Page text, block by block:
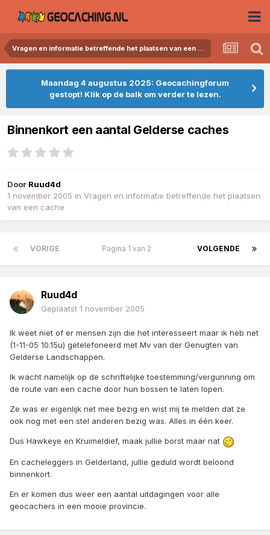
Vragen en informatie betreffende het plaatsen van een cache
Maandag 4 augustus 2025: Geocachingforum
gestopt! Klik op de balk om verder te lezen.
Binnenkort een aantal Gelderse caches
Door Ruud4d
1 november 2005 in Vragen en informatie betreffende het plaatsen
van een cache
VORIGE VOLGENDE
Pagina 1 van 2
Ruud4d
Geplaatst 1 november 2005
Ik weet niet of er mensen zijn die het interesseert maar ik heb net
(1-11-05 10.15u) getelefoneerd met Mv van der Genugten van
Gelderse Landschappen.
Ik wacht namelijk op de schriftelijke toestemming/vergunning om
de route van een cache door hun bossen te laten lopen.
Ze was er eigenlijk net mee bezig en wist mij te melden dat ze
ook nog met een stel anderen bezig was. Alles in één keer.
Dus Hawkeye en Kruimeldief, maak jullie borst maar nat
En cacheleggers in Gelderland, jullie geduld wordt beloond
binnenkort.
En er komen dus weer een aantal uitdagingen voor alle
geocachers in een mooie provincie.